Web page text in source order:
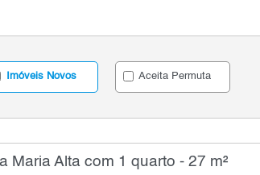
Imóveis Novos Aceita Permuta
Maria Alta com 1 quarto - 27 m²